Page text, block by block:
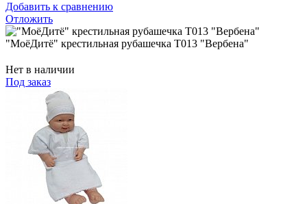
Добавить к сравнению
Отложить
"МоёДитё" крестильная рубашечка Т013 "Вербена"
Нет в наличии
Под заказ